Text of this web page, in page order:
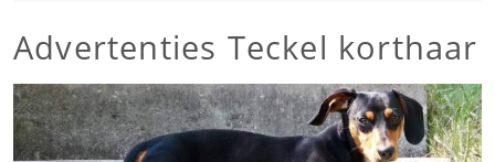
Advertenties Teckel korthaar